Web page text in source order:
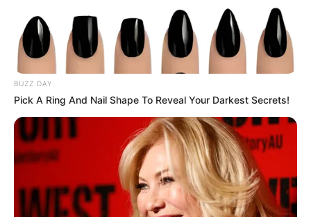
BUZZ DAY
Pick A Ring And Nail Shape To Reveal Your Darkest Secrets!